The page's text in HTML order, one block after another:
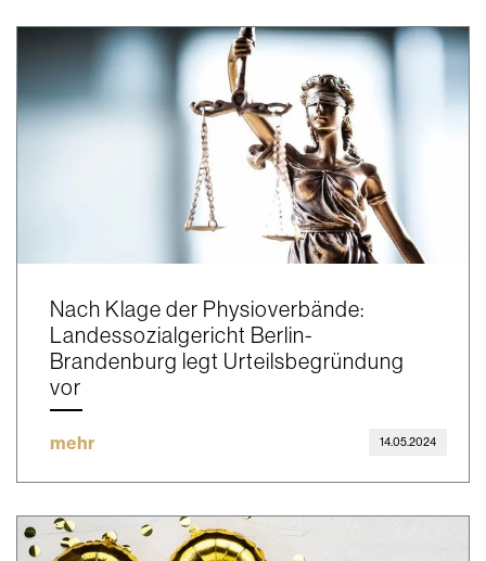
Nach Klage der Physioverbände:
Landessozialgericht Berlin-
Brandenburg legt Urteilsbegründung
vor
mehr 14.05.2024